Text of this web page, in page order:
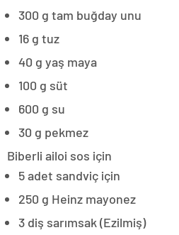
300 g tam buğday unu
16 g tuz
40 g yaş maya
100 g süt
600 g su
30 g pekmez
Biberli ailoi sos için
5 adet sandviç için
250 g Heinz mayonez
3 diş sarımsak (Ezilmiş)